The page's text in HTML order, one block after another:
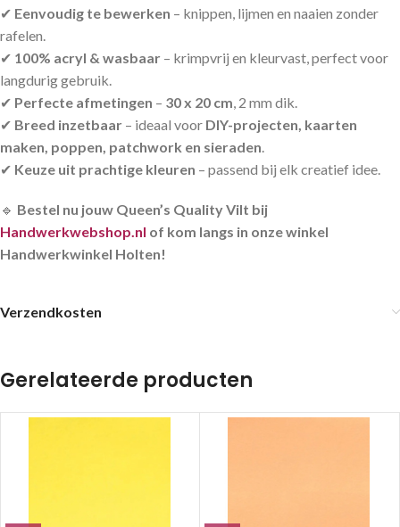
✔ Eenvoudig te bewerken – knippen, lijmen en naaien zonder
rafelen.
✔ 100% acryl & wasbaar – krimpvrij en kleurvast, perfect voor
langdurig gebruik.
✔ Perfecte afmetingen – 30 x 20 cm, 2 mm dik.
✔ Breed inzetbaar – ideaal voor DIY-projecten, kaarten
maken, poppen, patchwork en sieraden.
✔ Keuze uit prachtige kleuren – passend bij elk creatief idee.
🔹 Bestel nu jouw Queen’s Quality Vilt bij
Handwerkwebshop.nl of kom langs in onze winkel
Handwerkwinkel Holten!
Verzendkosten
Gerelateerde producten